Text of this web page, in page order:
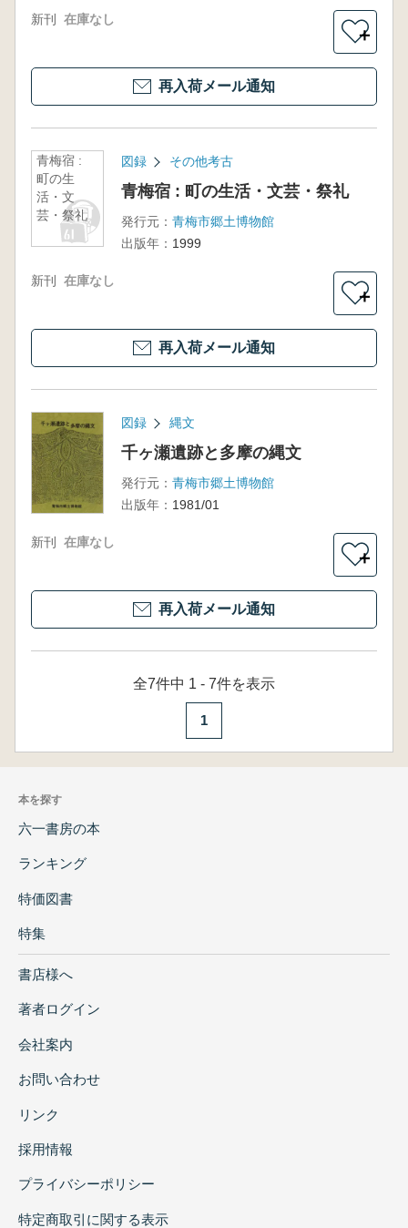
新刊 在庫なし
＋
再入荷メール通知
青梅宿 :
町の生
活・文
芸・祭礼
図録 その他考古
青梅宿 : 町の生活・文芸・祭礼
発行元： 青梅市郷土博物館
出版年： 1999
新刊 在庫なし
＋
再入荷メール通知
図録 縄文
千ヶ瀬遺跡と多摩の縄文
発行元： 青梅市郷土博物館
出版年： 1981/01
新刊 在庫なし
＋
再入荷メール通知
全7件中 1 - 7件を表示
1
本を探す
六一書房の本
ランキング
特価図書
特集
書店様へ
著者ログイン
会社案内
お問い合わせ
リンク
採用情報
プライバシーポリシー
特定商取引に関する表示